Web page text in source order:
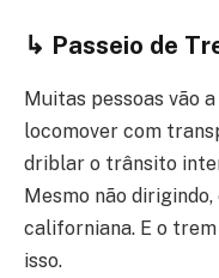
↳ Passeio de
Muitas pessoas vão
locomover com
driblar o trânsito
Mesmo não
californiana. E o
isso.